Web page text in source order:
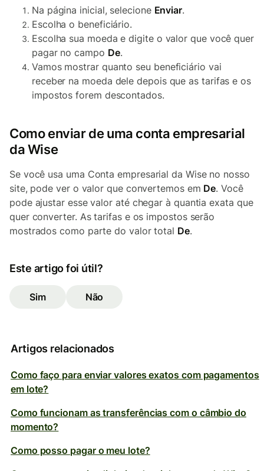
Na página inicial, selecione Enviar.
Escolha o beneficiário.
Escolha sua moeda e digite o valor que você quer
pagar no campo De.
Vamos mostrar quanto seu beneficiário vai
receber na moeda dele depois que as tarifas e os
impostos forem descontados.
Como enviar de uma conta empresarial
da Wise
Se você usa uma Conta empresarial da Wise no nosso
site, pode ver o valor que convertemos em De. Você
pode ajustar esse valor até chegar à quantia exata que
quer converter. As tarifas e os impostos serão
mostrados como parte do valor total De.
Este artigo foi útil?
Sim Não
Artigos relacionados
Como faço para enviar valores exatos com pagamentos
em lote?
Como funcionam as transferências com o câmbio do
momento?
Como posso pagar o meu lote?